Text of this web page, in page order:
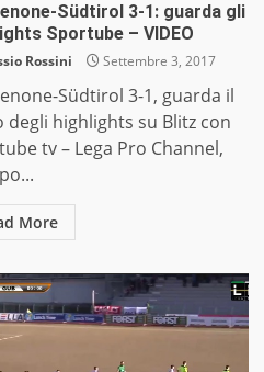
Südtirol 3-1: guarda gli
Sportube – VIDEO
Rossini Settembre 3, 2017
Südtirol 3-1, guarda il
degli highlights su Blitz con
tv – Lega Pro Channel,
More